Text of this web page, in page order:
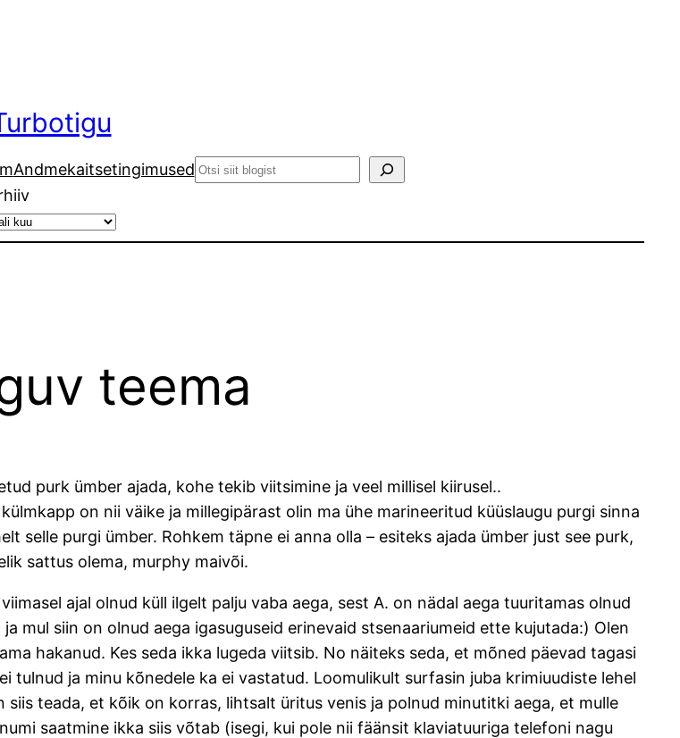
AndmekaitsetingimusedSearch
teema
purk ümber ajada, kohe tekib viitsimine ja veel millisel kiirusel..
on nii väike ja millegipärast olin ma ühe marineeritud küüslaugu purgi sinna
selle purgi ümber. Rohkem täpne ei anna olla – esiteks ajada ümber just see purk,
sattus olema, murphy maivõi.
ajal olnud küll ilgelt palju vaba aega, sest A. on nädal aega tuuritamas olnud
mul siin on olnud aega igasuguseid erinevaid stsenaariumeid ette kujutada:) Olen
hakanud. Kes seda ikka lugeda viitsib. No näiteks seda, et mõned päevad tagasi
tulnud ja minu kõnedele ka ei vastatud. Loomulikult surfasin juba krimiuudiste lehel
teada, et kõik on korras, lihtsalt üritus venis ja polnud minutitki aega, et mulle
saatmine ikka siis võtab (isegi, kui pole nii fäänsit klaviatuuriga telefoni nagu